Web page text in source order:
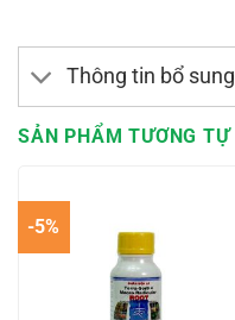
Thông tin bổ sung
SẢN PHẨM TƯƠNG TỰ
-5%